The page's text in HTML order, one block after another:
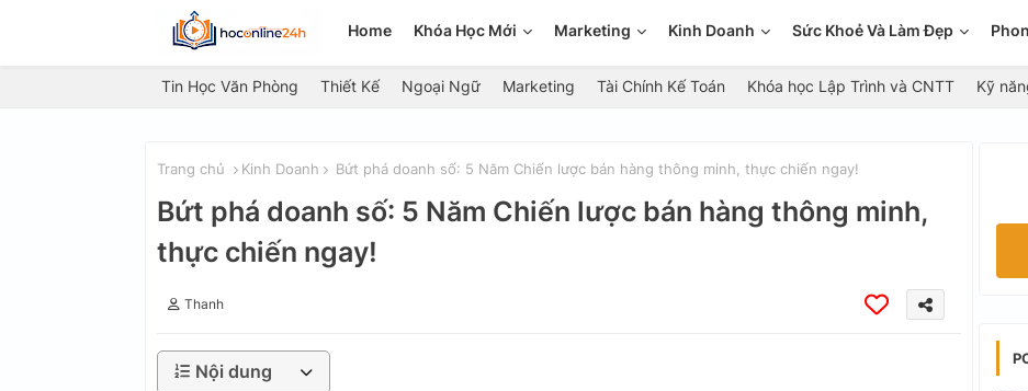
Home Khóa Học Mới Marketing Kinh Doanh Sức Khoẻ Và Làm Đẹp
Tin Học Văn Phòng Thiết Kế Ngoại Ngữ Marketing Tài Chính Kế Toán Khóa học Lập Trình và CNTT Kỹ
Trang chủ Kinh Doanh Bứt phá doanh số: 5 Năm Chiến lược bán hàng thông minh, thực chiến ngay!
Bứt phá doanh số: 5 Năm Chiến lược bán hàng thông minh,
thực chiến ngay!
Thanh
Nội dung